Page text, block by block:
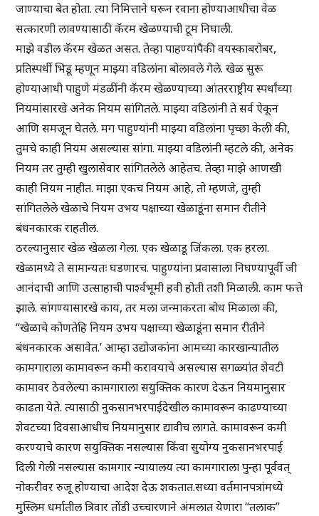
जाण्याचा बेत होता. त्या निमित्ताने घरून रवाना होण्याआधीचा वेळ
सत्कारणी लावण्यासाठी कॅरम खेळण्याची टूम निघाली.
माझे वडील कॅरम खेळत असत. तेव्हा पाहण्यांपैकी वयस्काबरोबर,
प्रतिस्पर्धी भिडू म्हणून माझ्या वडिलांना बोलावले गेले. खेळ सुरू
होण्याआधी पाहुणे मंडळींनी कॅरम खेळण्याच्या आंतरराष्ट्रीय स्पर्धांच्या
नियमांसारखे अनेक नियम सांगितले. माझ्या वडिलांनी ते सर्व ऐकून
आणि समजून घेतले. मग पाहुण्यांनी माझ्या वडिलांना पृच्छा केली की,
तुमचे काही नियम असल्यास सांगा. माझ्या वडिलांनी म्हटले की, अनेक
नियम तर तुम्ही खुलासेवार सांगितलेले आहेतच. तेव्हा माझे आणखी
काही नियम नाहीत. माझा एकच नियम आहे, तो म्हणजे, तुम्ही
सांगितलेले खेळाचे नियम उभय पक्षाच्या खेळाडूंना समान रीतीने
बंधनकारक राहतील.
ठरल्यानुसार खेळ खेळला गेला. एक खेळाडू जिंकला. एक हरला.
खेळामध्ये ते सामान्यतः घडणारच. पाहुण्यांना प्रवासाला निघण्यापूर्वी जी
आनंदाची आणि उत्साहाची पार्श्वभूमी हवी होती तशी मिळाली. काम फत्ते
झाले. सांगण्यासारखे काय, तर मला जन्माकरता बोध मिळाला की,
“खेळाचे कोणतेहि नियम उभय पक्षाच्या खेळाडूंना समान रीतीने
बंधनकारक असावेत.’ आम्हा उद्योजकांना आमच्या कारखान्यातील
कामगाराला कामावरून कमी करावयाचे असल्यास सगळ्यांत शेवटी
कामावर ठेवलेल्या कामगाराला सयुक्तिक कारण देऊन नियमानुसार
काढता येते. त्यासाठी नुकसानभरपाईदेखील कामावरून काढण्याच्या
शेवटच्या दिवसाआधीच नियमानुसार द्यावीच लागते. कामावरून कमी
करण्याचे कारण सयुक्तिक नसल्यास किंवा सुयोग्य नुकसानभरपाई
दिली गेली नसल्यास कामगार न्यायालय त्या कामगाराला पुन्हा पूर्ववत्
नोकरीवर रुजू होण्याचा आदेश देऊ शकतात.सध्या वर्तमानपत्रांमध्ये
मुस्लिम धर्मातील त्रिवार तोंडी उच्चारणाने अंमलात येणारा “तलाक”